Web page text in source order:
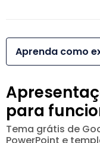
Aprenda como
para
Tema grátis de